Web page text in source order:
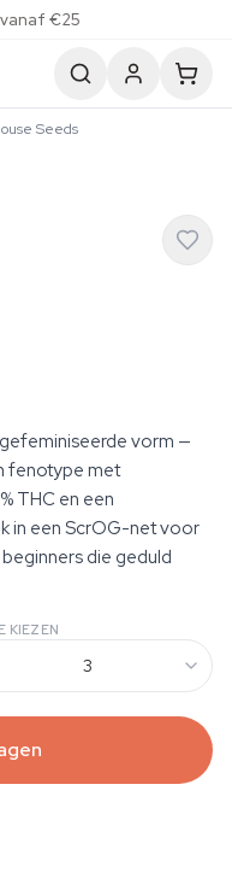
€25
Seeds
vorm —
fenotype met
THC en een
in een ScrOG-net voor
die geduld
KIEZEN
3